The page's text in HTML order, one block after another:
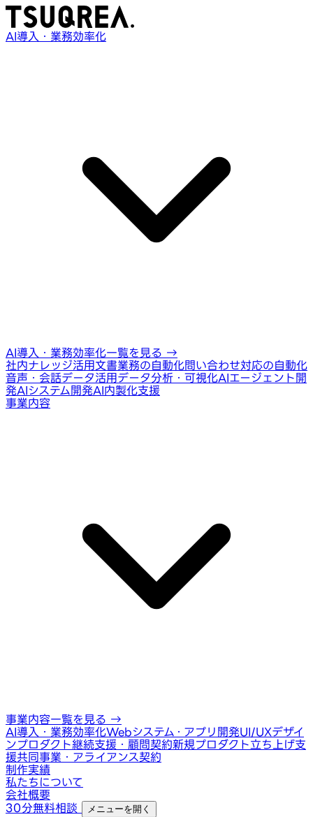
AI導入・業務効率化
AI導入・業務効率化一覧を見る →
社内ナレッジ活用文書業務の自動化問い合わせ対応の自動化
音声・会話データ活用データ分析・可視化AIエージェント開
発AIシステム開発AI内製化支援
事業内容
事業内容一覧を見る →
AI導入・業務効率化Webシステム・アプリ開発UI/UXデザイ
ンプロダクト継続支援・顧問契約新規プロダクト立ち上げ支
援共同事業・アライアンス契約
制作実績
私たちについて
会社概要
30分無料相談
メニューを開く